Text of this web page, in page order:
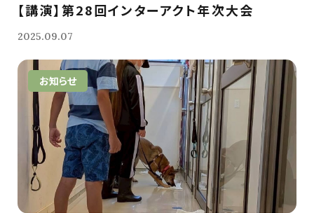
【講演】第28回インターアクト年次大会
2025.09.07
お知らせ